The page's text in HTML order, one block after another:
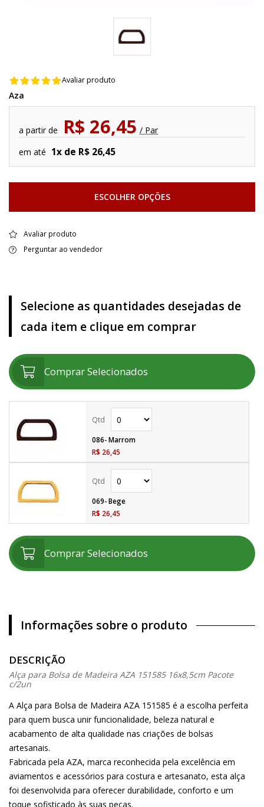
Avaliar produto
Aza
a partir de R$ 26,45 / Par
em até 1x de R$ 26,45
ESCOLHER OPÇÕES
Avaliar produto
Perguntar ao vendedor
Selecione as quantidades desejadas de
cada item e clique em comprar
Comprar Selecionados
086- Marrom
R$ 26,45
069- Bege
R$ 26,45
Comprar Selecionados
Informações sobre o produto
DESCRIÇÃO
Alça para Bolsa de Madeira AZA 151585 16x8,5cm Pacote
c/2un
A Alça para Bolsa de Madeira AZA 151585 é a escolha perfeita
para quem busca unir funcionalidade, beleza natural e
acabamento de alta qualidade nas criações de bolsas
artesanais.
Fabricada pela AZA, marca reconhecida pela excelência em
aviamentos e acessórios para costura e artesanato, esta alça
foi desenvolvida para oferecer durabilidade, conforto e um
toque sofisticado às suas peças.